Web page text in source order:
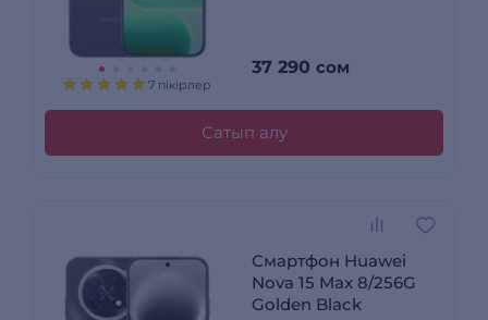
7 пікірлер
37 290 сом
Сатып алу
Смартфон Huawei
Nova 15 Max 8/256G
Golden Black